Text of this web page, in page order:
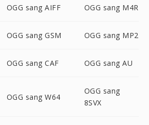
OGG sang AIFF OGG sang M4R
OGG sang GSM OGG sang MP2
OGG sang CAF OGG sang AU
OGG sang W64
OGG sang
8SVX